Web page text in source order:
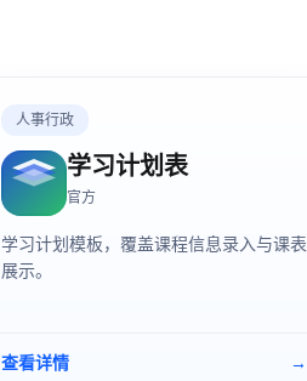
人事行政
学习计划表
官方
学习计划模板，覆盖课程信息录入与课表
展示。
查看详情 →